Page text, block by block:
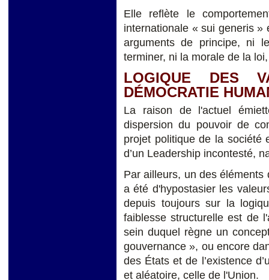
Elle reflète le
internationale « sui generis
arguments de principe, ni
terminer, ni la morale de la
LOGIQUE DES
DÉMOCRATIE
La raison de l'actuel
dispersion du pouvoir de
projet politique de la société
d’un Leadership incontesté,
Par ailleurs, un des
a été d'hypostasier les
depuis toujours sur la
faiblesse structurelle est de
sein duquel règne un
gouvernance », ou encore
des États et de l’existence
et aléatoire, celle de l'Union.